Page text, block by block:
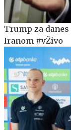
Trump za
Iranom #vŽivo